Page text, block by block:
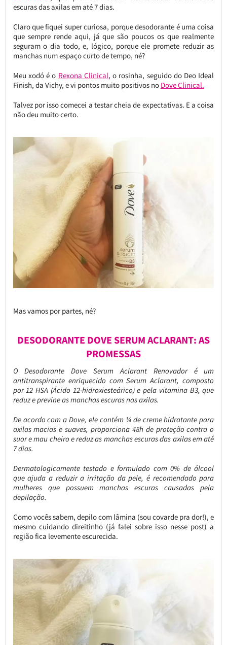
escuras das axilas em até 7 dias.
Claro que fiquei super curiosa, porque desodorante é uma coisa
que sempre rende aqui, já que são poucos os que realmente
seguram o dia todo, e, lógico, porque ele promete reduzir as
manchas num espaço curto de tempo, né?
Meu xodó é o Rexona Clinical, o rosinha, seguido do Deo Ideal
Finish, da Vichy, e vi pontos muito positivos no Dove Clinical.
Talvez por isso comecei a testar cheia de expectativas. E a coisa
não deu muito certo.
Mas vamos por partes, né?
DESODORANTE DOVE SERUM ACLARANT: AS
PROMESSAS
O Desodorante Dove Serum Aclarant Renovador é um
antitranspirante enriquecido com Serum Aclarant, composto
por 12 HSA (Ácido 12-hidroxiesteárico) e pela vitamina B3, que
reduz e previne as manchas escuras nas axilas.
De acordo com a Dove, ele contém ¼ de creme hidratante para
axilas macias e suaves, proporciona 48h de proteção contra o
suor e mau cheiro e reduz as manchas escuras das axilas em até
7 dias.
Dermatologicamente testado e formulado com 0% de álcool
que ajuda a reduzir a irritação da pele, é recomendadopara
mulheres que possuem manchas escuras causadas pela
depilação.
Como vocês sabem, depilo com lâmina (sou covarde pra dor!), e
mesmo cuidando direitinho (já falei sobre isso nesse post) a
região fica levemente escurecida.